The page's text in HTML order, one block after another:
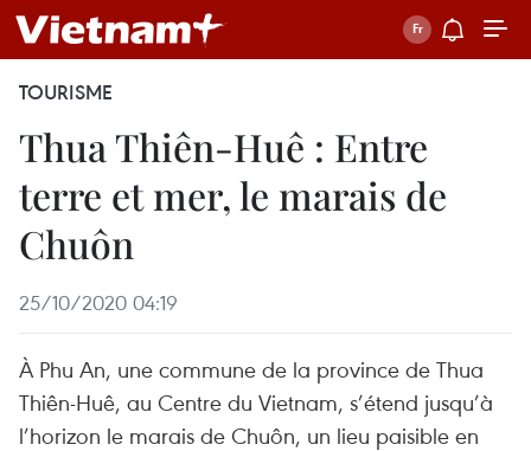
TOURISME
Thua Thiên-Huê : Entre
terre et mer, le marais de
Chuôn
25/10/2020 04:19
À Phu An, une commune de la province de Thua
Thiên-Huê, au Centre du Vietnam, s’étend jusqu’à
l’horizon le marais de Chuôn, un lieu paisible en